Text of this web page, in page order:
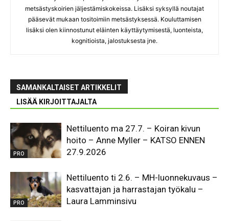
metsästyskoirien jäljestämiskokeissa. Lisäksi syksyllä noutajat
pääsevät mukaan tositoimiin metsästyksessä. Kouluttamisen
lisäksi olen kiinnostunut eläinten käyttäytymisestä, luonteista,
kognitioista, jalostuksesta jne.
SAMANKALTAISET ARTIKKELIT
LISÄÄ KIRJOITTAJALTA
PRO
Nettiluento ma 27.7. – Koiran kivun
hoito – Anne Myller – KATSO ENNEN
27.9.2026
PRO
Nettiluento ti 2.6. – MH-luonnekuvaus –
kasvattajan ja harrastajan työkalu –
Laura Lamminsivu